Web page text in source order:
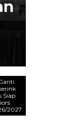
Siap
2027